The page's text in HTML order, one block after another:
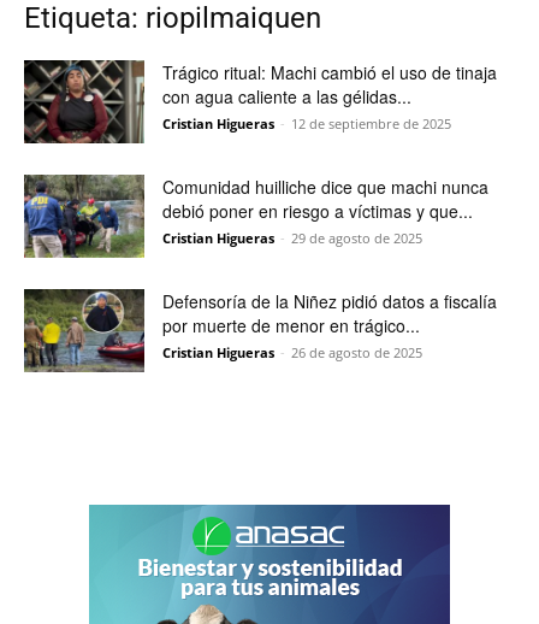
Etiqueta: riopilmaiquen
Trágico ritual: Machi cambió el uso de tinaja
con agua caliente a las gélidas...
Cristian Higueras - 12 de septiembre de 2025
Comunidad huilliche dice que machi nunca
debió poner en riesgo a víctimas y que...
Cristian Higueras - 29 de agosto de 2025
Defensoría de la Niñez pidió datos a fiscalía
por muerte de menor en trágico...
Cristian Higueras - 26 de agosto de 2025